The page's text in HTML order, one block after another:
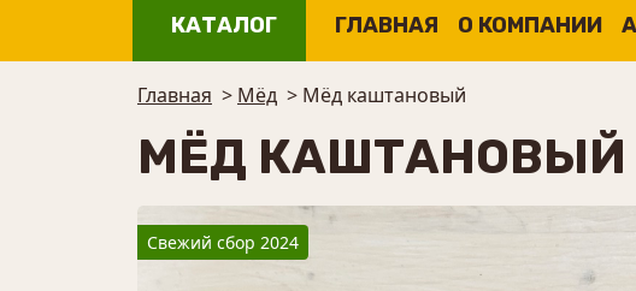
КАТАЛОГ ГЛАВНАЯ О КОМПАНИИ
Главная > Мёд > Мёд каштановый
МЁД КАШТАНОВЫЙ
Свежий сбор 2024